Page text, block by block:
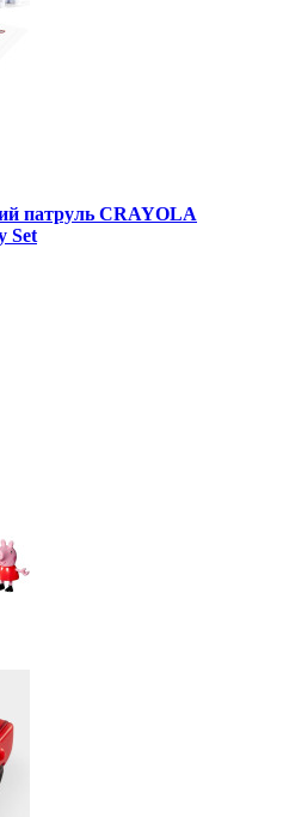
патруль CRAYOLA
Set